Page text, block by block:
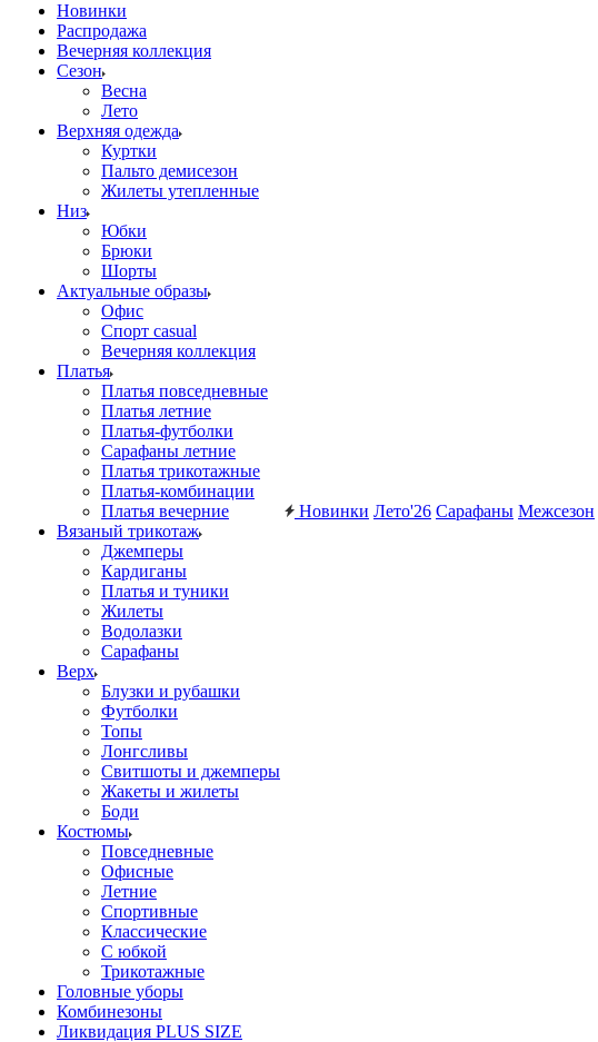
Новинки
Распродажа
Вечерняя коллекция
Сезон
Весна
Лето
Верхняя одежда
Куртки
Пальто демисезон
Жилеты утепленные
Низ
Юбки
Брюки
Шорты
Актуальные образы
Офис
Спорт casual
Вечерняя коллекция
Платья
Платья повседневные
Платья летние
Платья-футболки
Сарафаны летние
Платья трикотажные
Платья-комбинации
Платья вечерние
Вязаный трикотаж
Джемперы
Кардиганы
Платья и туники
Жилеты
Водолазки
Сарафаны
Верх
Блузки и рубашки
Футболки
Топы
Лонгсливы
Свитшоты и джемперы
Жакеты и жилеты
Боди
Костюмы
Повседневные
Офисные
Летние
Спортивные
Классические
С юбкой
Трикотажные
Головные уборы
Комбинезоны
Ликвидация PLUS SIZE
Новинки Лето'26 Сарафаны Межсезон